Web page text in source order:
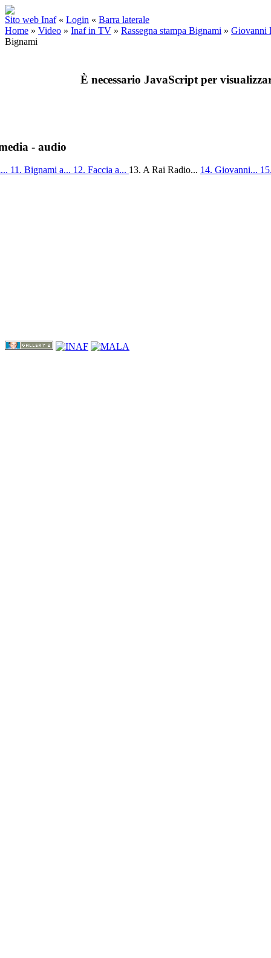
Sito web Inaf « Login « Barra laterale
Home » Video » Inaf in TV » Rassegna stampa Bignami » Giovanni
Bignami
È necessario JavaScript per
- audio
11. Bignami a... 12. Faccia a... 13. A Rai Radio... 14. Giovanni...